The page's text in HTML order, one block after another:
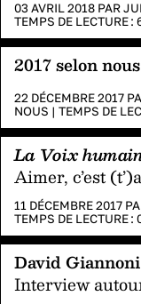
03 AVRIL 2018 PAR
TEMPS DE LECTURE :
2017 selon
22 DÉCEMBRE 2017
NOUS | TEMPS DE
La Voix
Aimer, c’est
11 DÉCEMBRE 2017
TEMPS DE LECTURE :
David Giannoni
Interview